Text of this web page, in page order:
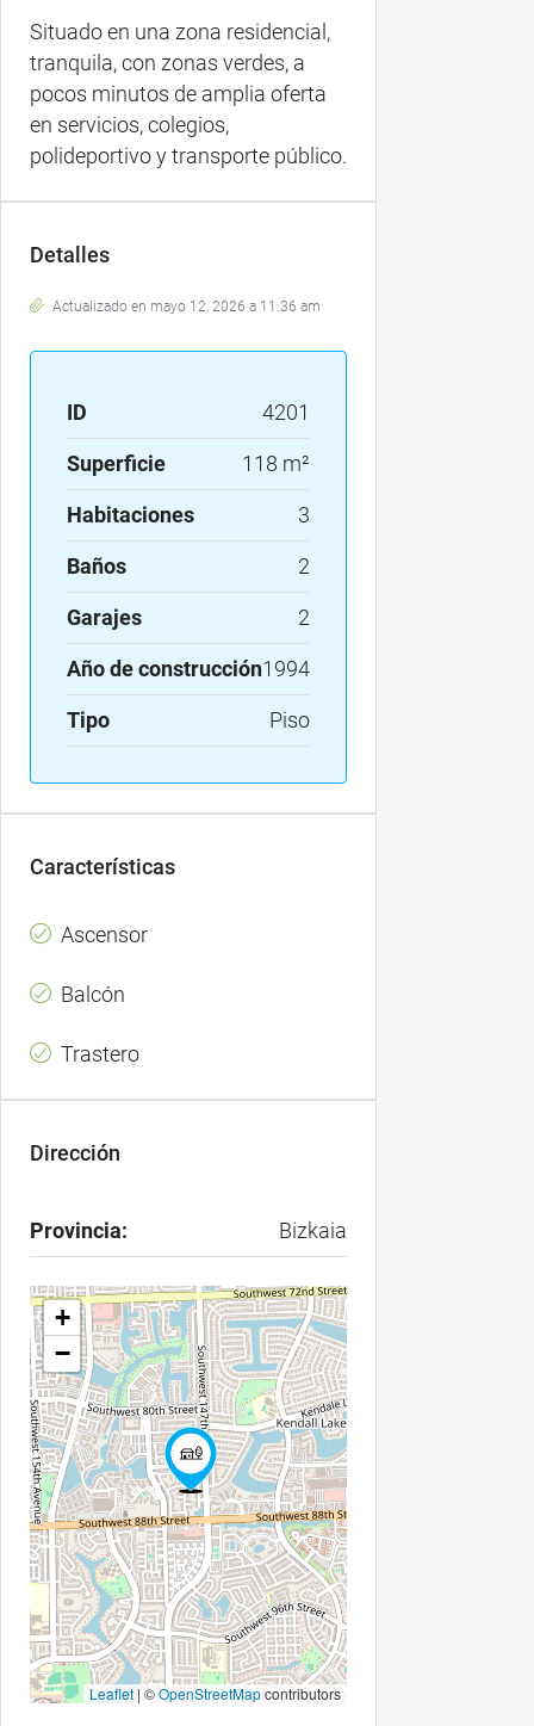
Situado en una zona residencial,
tranquila, con zonas verdes, a
pocos minutos de amplia oferta
en servicios, colegios,
polideportivo y transporte público.
Detalles
Actualizado en mayo 12, 2026 a 11:36 am
ID 4201
Superficie 118 m²
Habitaciones 3
Baños 2
Garajes 2
Año de construcción1994
Tipo Piso
Características
Ascensor
Balcón
Trastero
Dirección
Provincia: Bizkaia
+
−
Leaflet | ©OpenStreetMapcontributors